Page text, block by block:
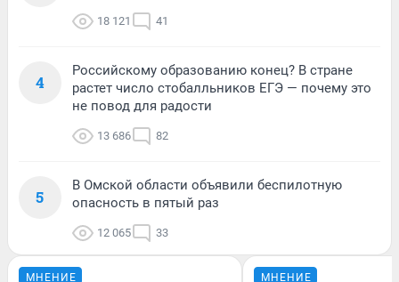
18 121 41
4
Российскому образованию конец? В стране
растет число стобалльников ЕГЭ — почему это
не повод для радости
13 686 82
5
В Омской области объявили беспилотную
опасность в пятый раз
12 065 33
МНЕНИЕ МНЕНИЕ